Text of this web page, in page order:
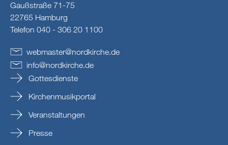
Gaußstraße 71-75
22765 Hamburg
Telefon 040 - 306 20 1100
webmaster@nordkirche.de
info@nordkirche.de
Gottesdienste
Kirchenmusikportal
Veranstaltungen
Presse